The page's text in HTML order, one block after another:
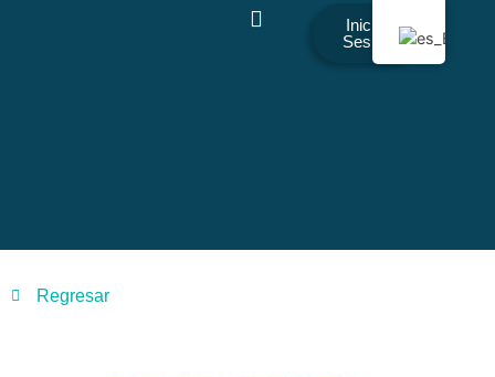
Iniciar
Sesión
Regresar